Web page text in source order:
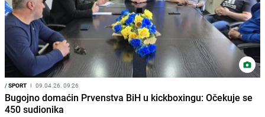
/SPORT I 09.04.26. 09:26
Bugojno domaćin Prvenstva BiH u kickboxingu: Očekuje se
450 sudionika